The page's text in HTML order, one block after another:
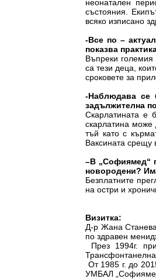
неонатален
състояния.
всяко изписано
-Все по –
показва
Въпреки големия
са тези деца,
сроковете за
-Наблюдава се
задължителна
Скарлатината е
скарлатина може
тъй като с
Ваксината срещу
–В „Софиямед“
новородени?
Безплатните
на остри и
Визитка:
Д-р Жана
по здравен
През 1994г.
От 1985 г. до
УМБАЛ